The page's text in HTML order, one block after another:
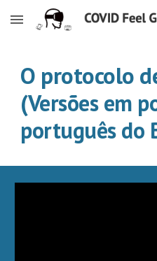
Skip to main content
O protocolo
(Versões em
português do